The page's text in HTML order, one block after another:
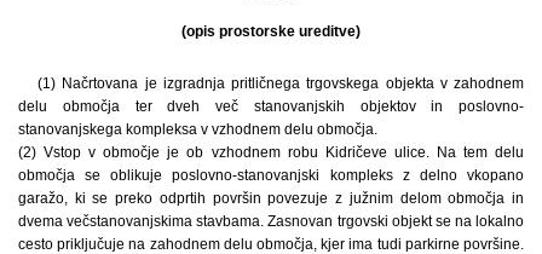
(opis prostorske ureditve)
(1) Načrtovana je izgradnja pritličnega trgovskega objekta v zahodnem
delu območja ter dveh več stanovanjskih objektov in poslovno-
stanovanjskega kompleksa v vzhodnem delu območja.
(2) Vstop v območje je ob vzhodnem robu Kidričeve ulice. Na tem delu
območja se oblikuje poslovno-stanovanjski kompleks z delno vkopano
garažo, ki se preko odprtih površin povezuje z južnim delom območja in
dvema večstanovanjskima stavbama. Zasnovan trgovski objekt se na lokalno
cesto priključuje na zahodnem delu območja, kjer ima tudi parkirne površine.